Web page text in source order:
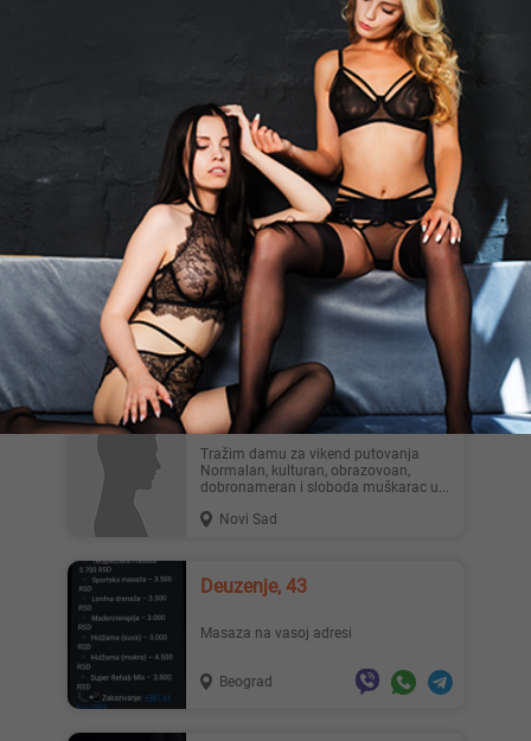
Zelim zene ili Par Jebem jebacu
Vladičin Han
Zoli36, 38
Usrecio bi zenu koja bi zelela prirodnim
da se ostvari kao majka,takodje moze
se javiti i bracni ...
Kovin
Tvoj_neko, 54
Tražim damu za vikend putovanja
Normalan, kulturan, obrazovoan,
dobronameran i sloboda muškarac u...
Novi Sad
Deuzenje, 43
Masaza na vasoj adresi
Beograd